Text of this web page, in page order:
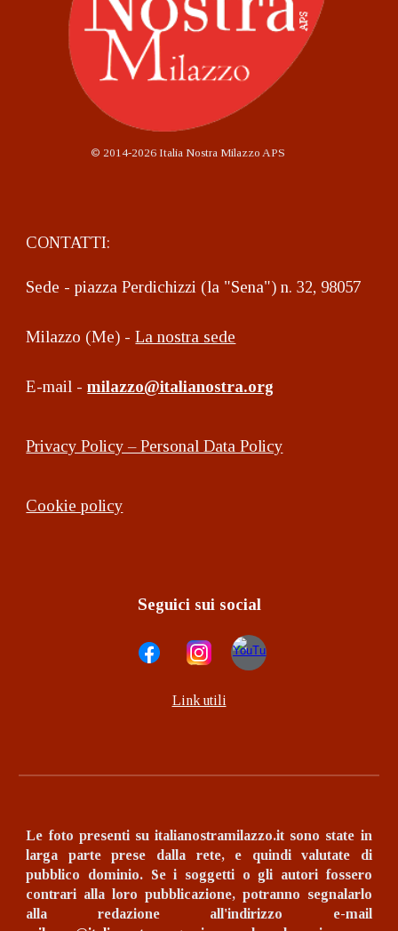
© 2014-2026 Italia Nostra Milazzo APS
CONTATTI:
Sede - piazza Perdichizzi (la "Sena") n. 32, 98057
Milazzo (Me) -La nostra sede
E-mail -milazzo@italianostra.org
Privacy Policy – Personal Data Policy
Cookie policy
Seguici sui social
Link utili
Le foto presenti su italianostramilazzo.it sono state in
larga parte prese dalla rete, e quindi valutate di
pubblico dominio. Se i soggetti o gli autori fossero
contrari alla loro pubblicazione, potranno segnalarlo
alla redazione all'indirizzo e-mail